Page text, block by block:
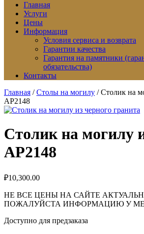
Главная
Услуги
Цены
Информация
Условия сервиса и возврата
Гарантии качества
Гарантия на памятники
обязательства)
Контакты
Главная /Столы на могилу / Столик на
АР2148
Столик на могилу
АР2148
₽10,300.00
НЕ ВСЕ ЦЕНЫ НА САЙТЕ
ПОЖАЛУЙСТА ИНФОРМАЦИЮ У
Доступно для предзаказа